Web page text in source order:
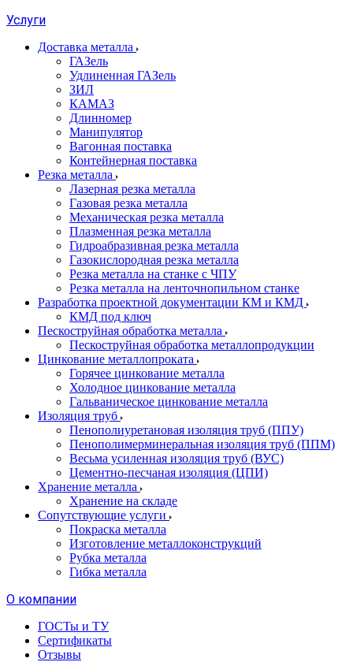
Услуги
Доставка металла
ГАЗель
Удлиненная ГАЗель
ЗИЛ
КАМАЗ
Длинномер
Манипулятор
Вагонная поставка
Контейнерная поставка
Резка металла
Лазерная резка металла
Газовая резка металла
Механическая резка металла
Плазменная резка металла
Гидроабразивная резка металла
Газокислородная резка металла
Резка металла на станке с ЧПУ
Резка металла на ленточнопильном станке
Разработка проектной документации КМ и КМД
КМД под ключ
Пескоструйная обработка металла
Пескоструйная обработка металлопродукции
Цинкование металлопроката
Горячее цинкование металла
Холодное цинкование металла
Гальваническое цинкование металла
Изоляция труб
Пенополиуретановая изоляция труб (ППУ)
Пенополимерминеральная изоляция труб (ППМ)
Весьма усиленная изоляция труб (ВУС)
Цементно-песчаная изоляция (ЦПИ)
Хранение металла
Хранение на складе
Сопутствующие услуги
Покраска металла
Изготовление металлоконструкций
Рубка металла
Гибка металла
О компании
ГОСТы и ТУ
Сертификаты
Отзывы